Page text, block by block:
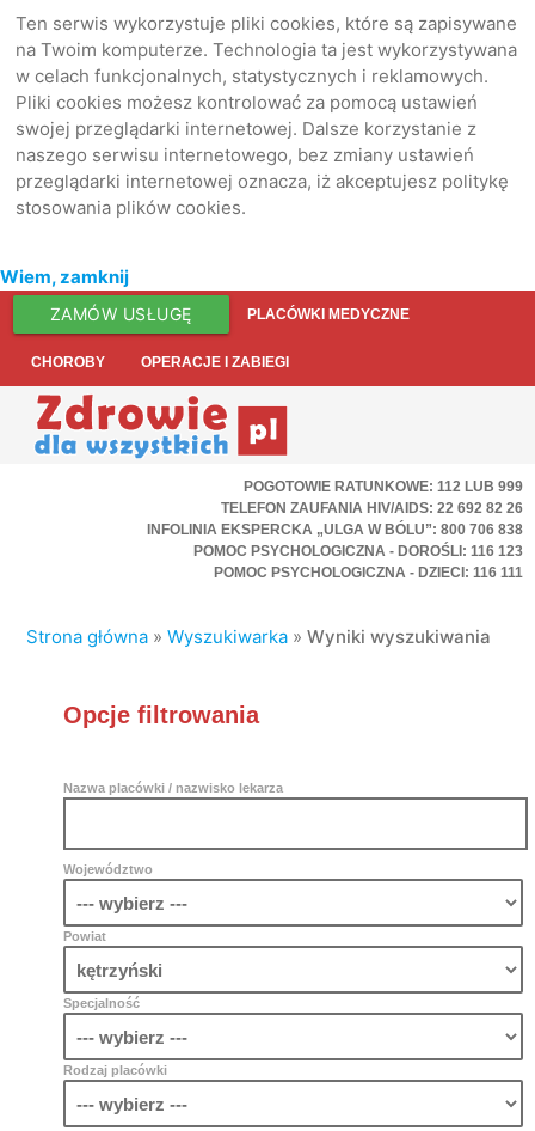
Ten serwis wykorzystuje pliki cookies, które są zapisywane
na Twoim komputerze. Technologia ta jest wykorzystywana
w celach funkcjonalnych, statystycznych i reklamowych.
Pliki cookies możesz kontrolować za pomocą ustawień
swojej przeglądarki internetowej. Dalsze korzystanie z
naszego serwisu internetowego, bez zmiany ustawień
przeglądarki internetowej oznacza, iż akceptujesz politykę
stosowania plików cookies.
Wiem, zamknij
ZAMÓW USŁUGĘ PLACÓWKI MEDYCZNE
CHOROBY OPERACJE I ZABIEGI
POGOTOWIE RATUNKOWE: 112 LUB 999
TELEFON ZAUFANIA HIV/AIDS: 22 692 82 26
INFOLINIA EKSPERCKA „ULGA W BÓLU”: 800 706 838
POMOC PSYCHOLOGICZNA - DOROŚLI: 116 123
POMOC PSYCHOLOGICZNA - DZIECI: 116 111
Strona główna »Wyszukiwarka »Wyniki wyszukiwania
Opcje filtrowania
Nazwa placówki / nazwisko lekarza
Województwo
Powiat
Specjalność
Rodzaj placówki